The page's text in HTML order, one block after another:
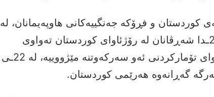
کوردستان‌ و فڕۆكه‌ جه‌نگییه‌كانى هاوپه‌یمانان، له
26ـی كانوونی دووەمی 2015ـدا شه‌ڕڤانان له‌ رۆژئاواى كوردستان ته‌واوى
كۆبانێیان كۆنتڕۆڵكرده‌وه‌ و دوای تۆمارکردنی ئەو سەرکەوتنە مێژووییە، لە 22ـی